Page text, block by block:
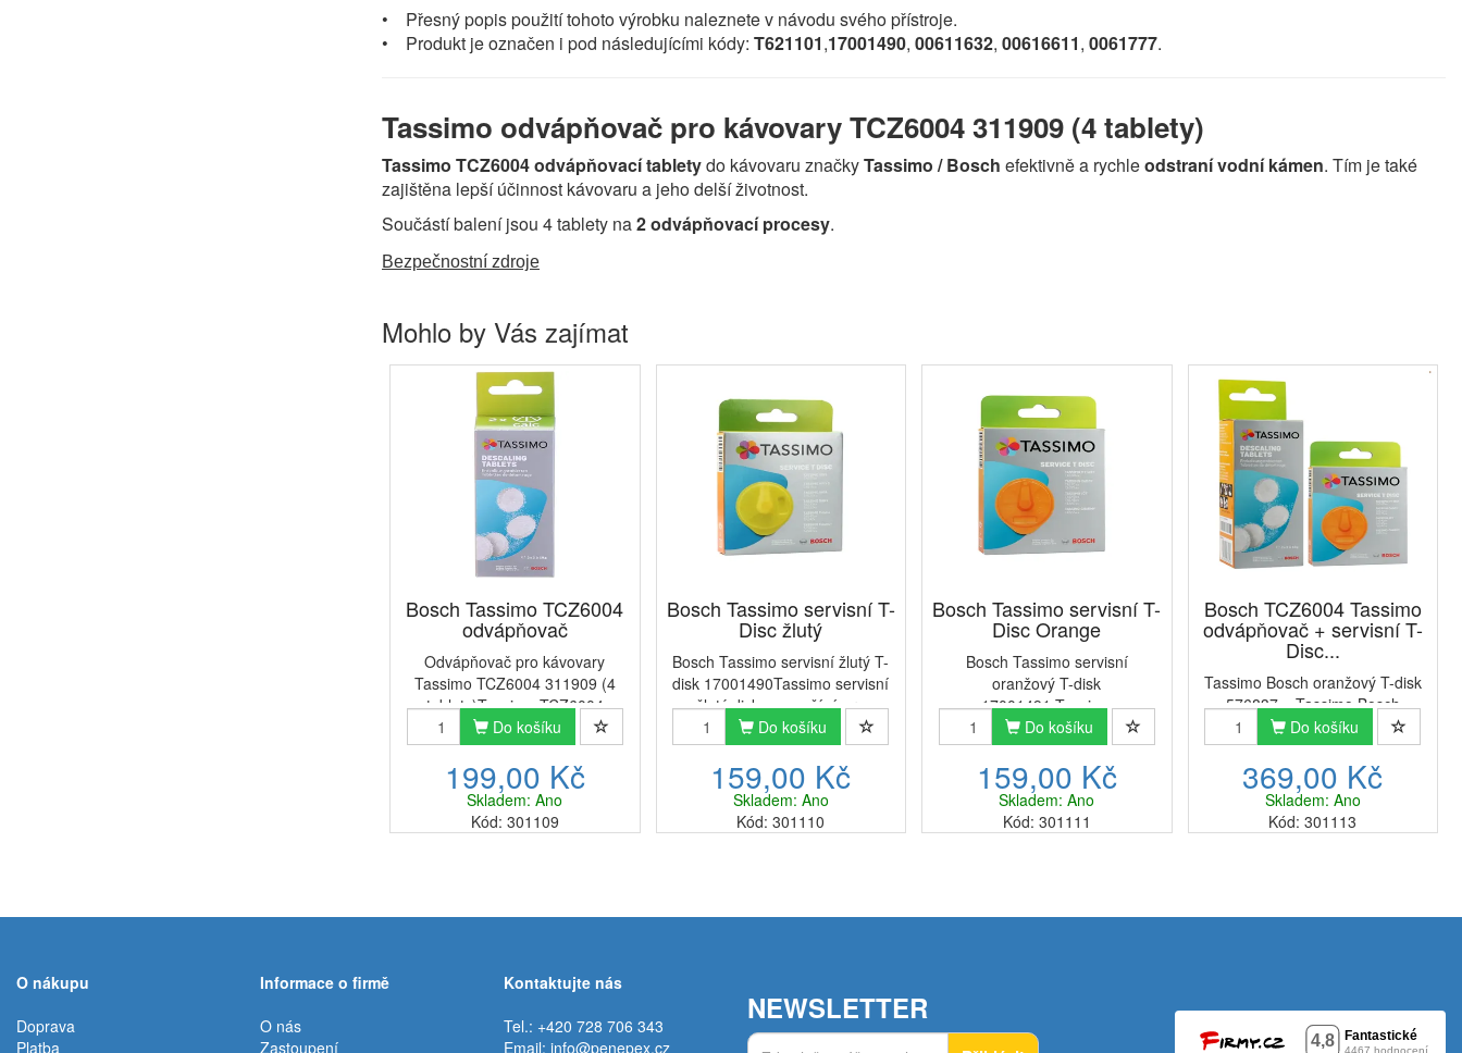
• Přesný popis použití tohoto výrobku naleznete v návodu svého přístroje.
• Produkt je označen i pod následujícími kódy: T621101,17001490, 00611632, 00616611, 0061777.
Tassimo odvápňovač pro kávovary TCZ6004 311909 (4 tablety)
Tassimo TCZ6004 odvápňovací tabletydo kávovaru značkyTassimo / Bosch efektivně a rychleodstraní vodní kámen. Tím je také
zajištěna lepší účinnost kávovaru a jeho delší životnost.
Součástí balení jsou 4 tablety na2 odvápňovací procesy.
Bezpečnostní zdroje
Mohlo by Vás zajímat
Bosch Tassimo TCZ6004
odvápňovač
Odvápňovač pro kávovary
Tassimo TCZ6004 311909 (4
tablety)Tassimo TCZ6004
odvápňovací tablety pro kávovar
na přípravu teplých nápojů
značky Tassimo
/ Bosch efektivně a rychle
odstraňují vodní kámen.Tí...
Do košíku
199,00 Kč
Skladem: Ano
Kód: 301109
Bosch Tassimo servisní T-
Disc žlutý
Bosch Tassimo servisní žlutý T-
disk 17001490Tassimo servisní
žlutý disk se používá pro
pravidelné čištění
kávovaru Tassimo. Používá se
jak pro čištění a odvápnění
nápojových automatů, tak pro
první na...
Do košíku
159,00 Kč
Skladem: Ano
Kód: 301110
Bosch Tassimo servisní T-
Disc Orange
Bosch Tassimo servisní
oranžový T-disk
17001491 Tassimo
servisní oranžový disk se
používá pro pravidelné čištění
kávovaru Tassimo. Používá se
jak pro čištění a odvápnění, tak
pro první nastavení zaříz...
Do košíku
159,00 Kč
Skladem: Ano
Kód: 301111
Bosch TCZ6004 Tassimo
odvápňovač + servisní T-
Disc...
Tassimo Bosch oranžový T-disk
576837 + Tassimo Bosch
odvápňovací tablety 311909
TCZ6004Sada čisticích produktů
na údržbu kapslových kávovarů
značky Tassimo Bosch Bosch
Tassimo servisní oranžový T-
disk...
Do košíku
369,00 Kč
Skladem: Ano
Kód: 301113
O nákupu
Doprava
Platba
Informace o firmě
O nás
Zastoupení
Kontaktujte nás
Tel.: +420 728 706 343
Email: info@penepex.cz
NEWSLETTER